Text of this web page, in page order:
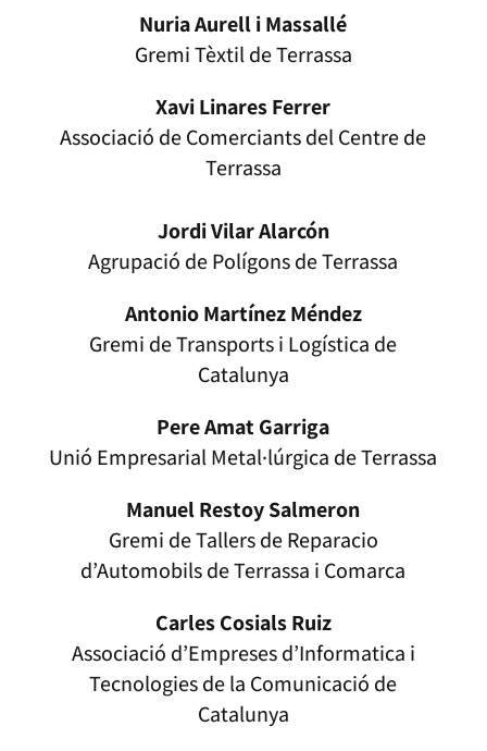
Nuria Aurell i Massallé
Gremi Tèxtil de Terrassa
Xavi Linares Ferrer
Associació de Comerciants del Centre de
Terrassa
Jordi Vilar Alarcón
Agrupació de Polígons de Terrassa
Antonio Martínez Méndez
Gremi de Transports i Logística de
Catalunya
Pere Amat Garriga
Unió Empresarial Metal·lúrgica de Terrassa
Manuel Restoy Salmeron
Gremi de Tallers de Reparacio
d’Automobils de Terrassa i Comarca
Carles Cosials Ruiz
Associació d’Empreses d’Informatica i
Tecnologies de la Comunicació de
Catalunya